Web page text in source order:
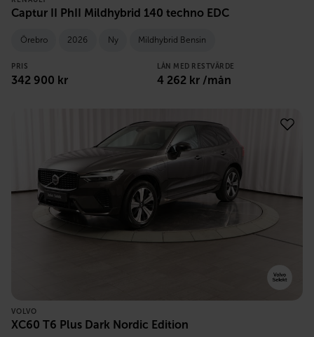
Captur II PhII Mildhybrid 140 techno EDC
Örebro 2026 Ny Mildhybrid Bensin
PRIS
342 900 kr
LÅN MED RESTVÄRDE
4 262 kr /mån
VOLVO
XC60 T6 Plus Dark Nordic Edition